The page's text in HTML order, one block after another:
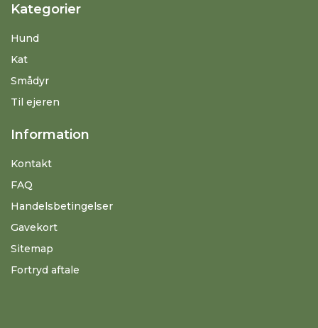
Kategorier
Hund
Kat
Smådyr
Til ejeren
Information
Kontakt
FAQ
Handelsbetingelser
Gavekort
Sitemap
Fortryd aftale